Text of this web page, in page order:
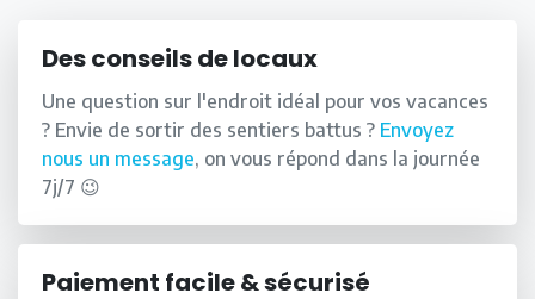
Des conseils de locaux
Une question sur l'endroit idéal pour vos vacances
? Envie de sortir des sentiers battus ? Envoyez
nous un message, on vous répond dans la journée
7j/7 😉
Paiement facile & sécurisé